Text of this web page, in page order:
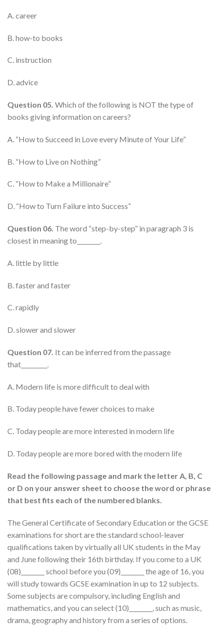
A. career
B. how-to books
C. instruction
D. advice
Question 05. Which of the following is NOT the type of
books giving information on careers?
A. “How to Succeed in Love every Minute of Your Life”
B. “How to Live on Nothing”
C. “How to Make a Millionaire”
D. “How to Turn Failure into Success”
Question 06. The word “step-by-step” in paragraph 3 is
closest in meaning to________.
A. little by little
B. faster and faster
C. rapidly
D. slower and slower
Question 07. It can be inferred from the passage
that_________.
A. Modern life is more difficult to deal with
B. Today people have fewer choices to make
C. Today people are more interested in modern life
D. Today people are more bored with the modern life
Read the following passage and mark the letter A, B, C
or D on your answer sheet to choose the word or phrase
that best fits each of the numbered blanks.
The General Certificate of Secondary Education or the GCSE
examinations for short are the standard school-leaver
qualifications taken by virtually all UK students in the May
and June following their 16th birthday. If you come to a UK
(08)________ school before you (09)________ the age of 16, you
will study towards GCSE examination in up to 12 subjects.
Some subjects are compulsory, including English and
mathematics, and you can select (10)________, such as music,
drama, geography and history from a series of options.